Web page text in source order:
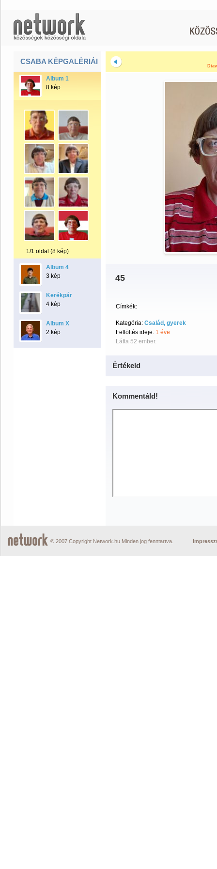
CSABA KÉPGALÉRIÁI
Album 1
8 kép
1/1 oldal (8 kép)
Album 4
3 kép
Kerékpár
4 kép
Album X
2 kép
45
Címkék:
Kategória: Család, gyerek
Feltöltés ideje: 1 éve
Látta 52 ember.
Értékeld
Kommentáld!
© 2007 Copyright Network.hu Minden jog fenntartva.